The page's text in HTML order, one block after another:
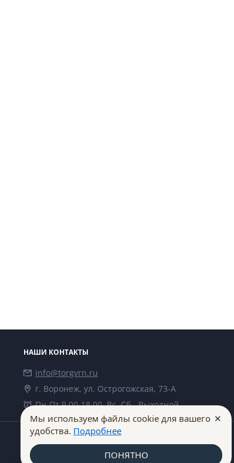
НАШИ КОНТАКТЫ
info@torgvrn.ru
г. Воронеж, ул. Острогожская, 73-А
Пн-Пт 9.00-18.00, Вс, Сб - Выходной
Мы используем файлы cookie для вашего
удобства. Подробнее
✕
ПОНЯТНО